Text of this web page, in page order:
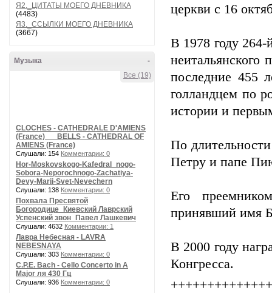
Я2._ЦИТАТЫ МОЕГО ДНЕВНИКА
(4483)
Я3._ССЫЛКИ МОЕГО ДНЕВНИКА
(3667)
-
Музыка
Все (19)
CLOCHES - CATHEDRALE D'AMIENS
(France) __ BELLS - CATHEDRAL OF
AMIENS (France)
Слушали: 154 Комментарии: 0
Hor-Moskovskogo-Kafedral_nogo-
Sobora-Neporochnogo-Zachatiya-
Devy-Marii-Svet-Nevechern
Слушали: 138 Комментарии: 0
Похвала Пресвятой
Богородице_Киевский Лаврский
Успенский звон_Павел Лашкевич
Слушали: 4632 Комментарии: 1
Лавра Небесная - LAVRA
NEBESNAYA
Слушали: 303 Комментарии: 0
C.P.E. Bach - Cello Concerto in A
Major ля 430 Гц
Слушали: 936 Комментарии: 0
церкви с 16
В 1978 году
неитальянского
последние 455
голландцем по
истории и
По
Петру и папе
Его
принявший имя
В 2000 году
Конгресса.